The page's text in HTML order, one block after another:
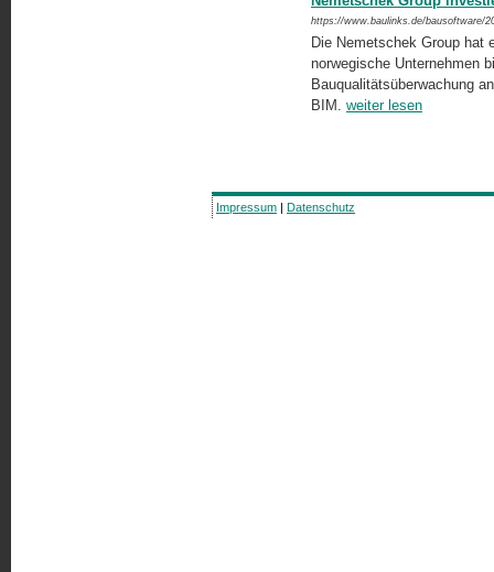
https://www.baulinks.de/bausoftware/
Die Nemetschek Group hat
norwegische Unternehmen
Bauqualitätsüberwachung
BIM. weiter lesen
Impressum | Datenschutz